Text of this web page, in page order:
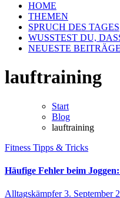
HOME
THEMEN
SPRUCH DES TAGES
WUSSTEST DU,
NEUESTE BEITRÄGE
lauftraining
Start
Blog
lauftraining
Fitness Tipps & Tricks
Häufige Fehler beim
Alltagskämpfer3. September